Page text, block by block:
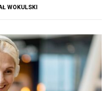
WOKULSKI